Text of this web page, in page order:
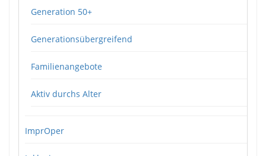
Generation 50+
Generationsübergreifend
Familienangebote
Aktiv durchs Alter
ImprOper